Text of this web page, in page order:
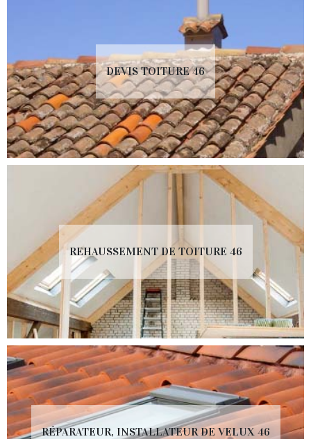
DEVIS TOITURE 46
REHAUSSEMENT DE TOITURE 46
RÉPARATEUR, INSTALLATEUR DE VELUX 46